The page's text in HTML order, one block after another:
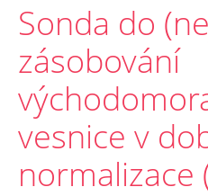
Sonda do
zásobování
vesnice v
normalizace